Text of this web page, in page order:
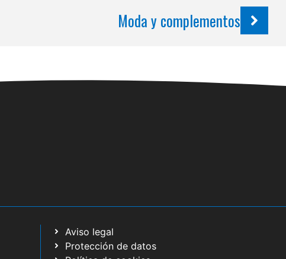
Moda y complementos
Aviso legal
Protección de datos